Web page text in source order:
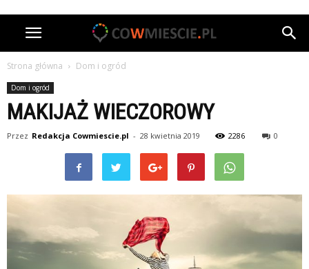
Strona główna Dom i ogród
Dom i ogród
MAKIJAŻ WIECZOROWY
Przez Redakcja Cowmiescie.pl - 28 kwietnia 2019 2286 0